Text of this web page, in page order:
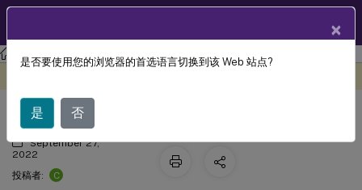
Citrix ITSM Adapter 服务
最终用户-通过虚拟代理进行自助服务
September 27,
2022
投稿者:
C
×
是否要使用您的浏览器的首选语言切换到该 Web 站点?
是 否